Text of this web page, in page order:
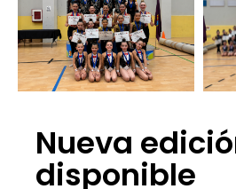
Nueva
disponible